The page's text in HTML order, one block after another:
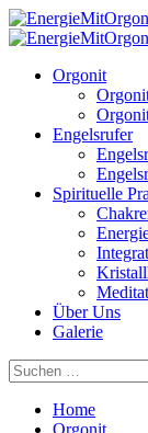
Skip
to
Primary
Orgonit
Engelsrufer
Spirituelle
Über Uns
Galerie
Suchen
nach:
Home
Orgonit